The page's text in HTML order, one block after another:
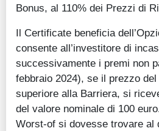
Bonus, al 110% dei Prezzi di
Il Certificate beneficia
consente all’investitore di
successivamente i premi non
febbraio 2024), se il prezzo
superiore alla Barriera, si
del valore nominale di 100
Worst-of si dovesse trovare al